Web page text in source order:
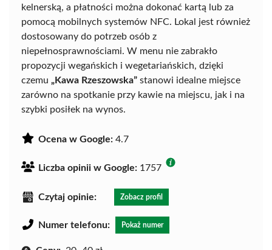
kelnerską, a płatności można dokonać kartą lub za
pomocą mobilnych systemów NFC. Lokal jest również
dostosowany do potrzeb osób z
niepełnosprawnościami. W menu nie zabrakło
propozycji wegańskich i wegetariańskich, dzięki
czemu „Kawa Rzeszowska” stanowi idealne miejsce
zarówno na spotkanie przy kawie na miejscu, jak i na
szybki posiłek na wynos.
Ocena w Google: 4.7
Liczba opinii w Google: 1757
Czytaj opinie: Zobacz profil
Numer telefonu: Pokaż numer